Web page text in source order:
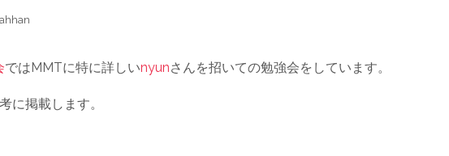
ではMMTに特に詳しいnyunさんを招いての勉強会をしています。
に掲載します。